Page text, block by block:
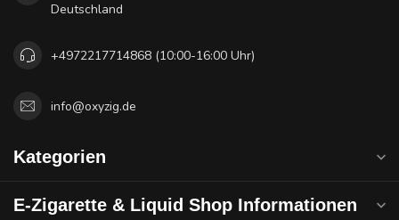
Deutschland
+4972217714868 (10:00-16:00 Uhr)
info@oxyzig.de
Kategorien
E-Zigarette & Liquid Shop Informationen